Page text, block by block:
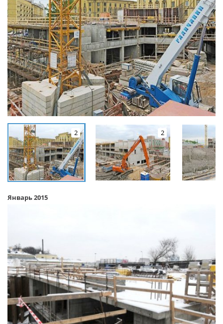
2 2
Январь 2015